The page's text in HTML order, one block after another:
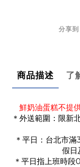
分享到
商品描述 了
鮮奶油蛋糕不提
＊外送範圍：限新
＊平日：台北市
假日
＊平日指上班時